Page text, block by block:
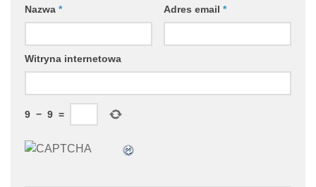
Nazwa * Adres email *
Witryna internetowa
9 − 9 =